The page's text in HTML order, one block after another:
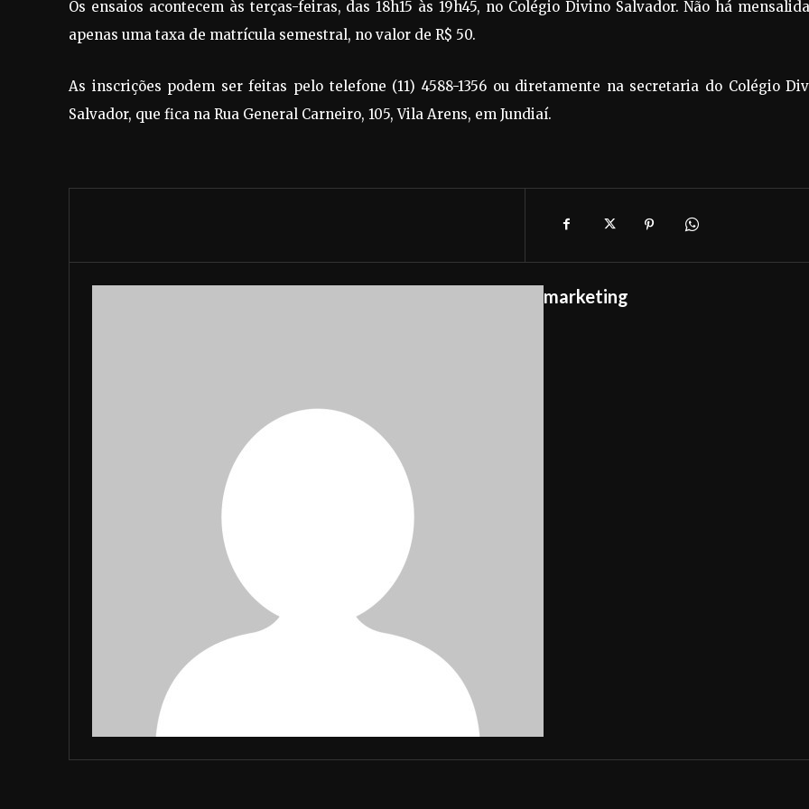
Os ensaios acontecem às terças-feiras, das 18h15 às 19h45, no Colégio Divino Salvador. Não há
apenas uma taxa de matrícula semestral, no valor de R$ 50.
As inscrições podem ser feitas pelo telefone (11) 4588-1356 ou diretamente na secretaria do Colégio
Salvador, que fica na Rua General Carneiro, 105, Vila Arens, em Jundiaí.
marketing